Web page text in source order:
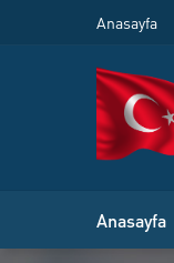
Anasayfa
Anasayfa